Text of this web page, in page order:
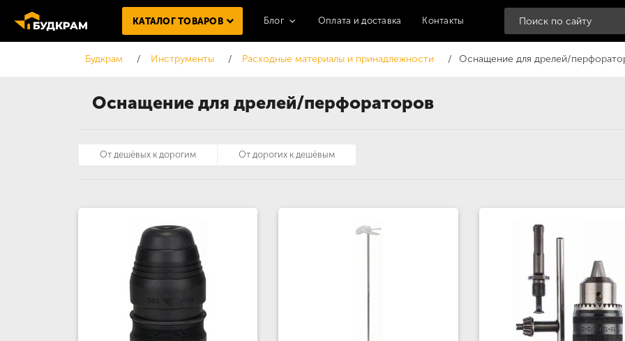
Оснащение для дрелей/перфораторов
КАТАЛОГ ТОВАРОВ Блог Оплата и доставка Контакты
Будкрам Инструменты Расходные материалы и принадлежности Оснащение для дрелей/
От дешёвых к дорогим От дорогих к дешёвым